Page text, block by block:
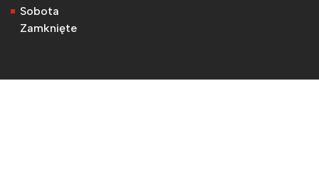
Sobota
Zamknięte